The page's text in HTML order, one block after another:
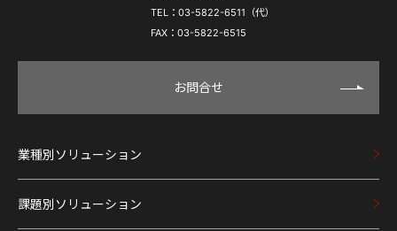
TEL：03-5822-6511（代）
FAX：03-5822-6515
お問合せ
業種別ソリューション
課題別ソリューション